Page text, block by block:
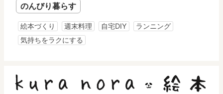
のんびり暮らす
絵本づくり 週末料理 自宅DIY
ランニング
気持ちをラクにする